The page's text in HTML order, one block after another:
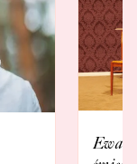
Ewa